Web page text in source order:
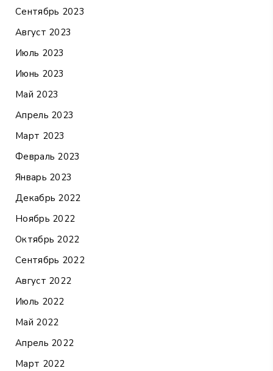
Сентябрь 2023
Август 2023
Июль 2023
Июнь 2023
Май 2023
Апрель 2023
Март 2023
Февраль 2023
Январь 2023
Декабрь 2022
Ноябрь 2022
Октябрь 2022
Сентябрь 2022
Август 2022
Июль 2022
Май 2022
Апрель 2022
Март 2022